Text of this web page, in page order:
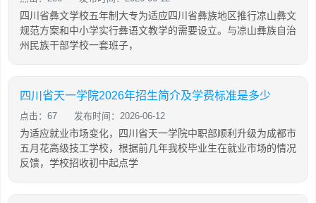
四川省彝文学校五年制大专为适应四川省彝族地区推行凉山彝文
规范方案和中小学实行彝语文教学的需要设立。与凉山彝族自治
州民族干部学校一套班子，
四川省天一学院2026年招生简介及学费标准是多少
点击：67 发布时间：2026-06-12
为适应就业市场变化，四川省天一学院中职部顺利升级为成都市
五月花高级技工学校，根据前几年我校毕业生在就业市场的情况
反馈，学校招收初中起点学